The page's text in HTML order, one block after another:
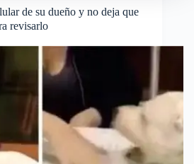
de su dueño y no deja que
revisarlo